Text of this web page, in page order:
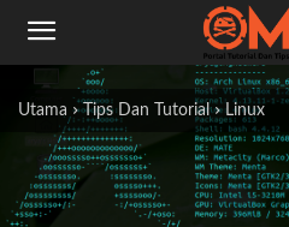
Utama Tips Dan Tutorial Linux